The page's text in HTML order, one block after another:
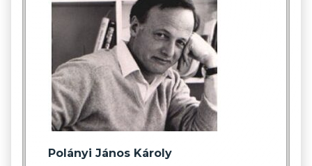
Polányi János Károly